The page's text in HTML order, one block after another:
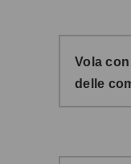
Vola
delle